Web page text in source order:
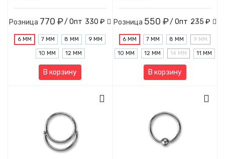
Розница 770 ₽/ Опт 330 ₽
6 ММ 7 ММ 8 ММ 9 ММ
10 ММ 12 ММ
В корзину
Розница 550 ₽/ Опт 235 ₽
6 ММ 7 ММ 8 ММ 9 ММ
10 ММ 12 ММ 14 ММ 11 ММ
В корзину